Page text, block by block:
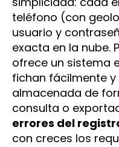
teléfono (con
usuario y
exacta en la nube.
ofrece un sistema
fichan fácilmente
almacenada de
consulta o
errores del
con creces los